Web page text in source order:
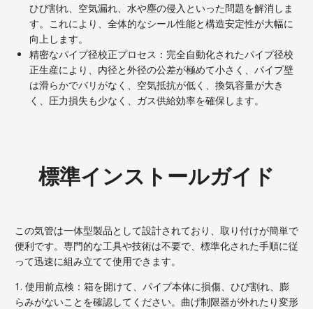
ひび割れ、空気漏れ、水や塵の侵入といった問題を解消しま
す。これにより、全体的なシール性能と構造安定性が大幅に
向上します。
精密なパイプ径校正プロセス：完全自動化されたパイプ径校
正生産により、内径と外径の公差が極めて小さく、パイプ壁
は滑らかでバリがなく、空気抵抗が低く、換気容量が大き
く、圧力損失も少なく、ガス供給効率を確保します。
標準インストールガイド
この気管は一体型製品として設計されており、取り付けが簡単で
便利です。専門的な工具や技術は不要で、標準化された手順に従
って迅速に組み立てて使用できます。
1. 使用前点検：箱を開けて、パイプ本体に損傷、ひび割れ、膨
らみがないことを確認してください。曲げ制限器が外れたり変形